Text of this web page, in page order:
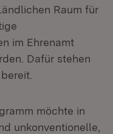
Raum für
im Ehrenamt
Dafür stehen
möchte in
unkonventionelle,